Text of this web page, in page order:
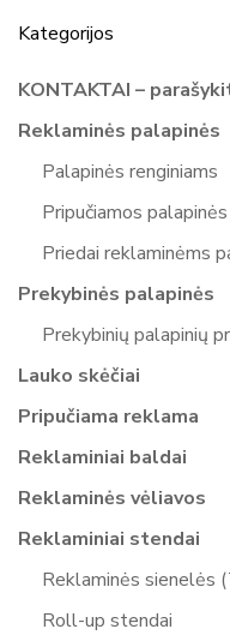
Kategorijos
KONTAKTAI –
Reklaminės palapinės
Palapinės renginiams
Pripučiamos palapinės
Priedai reklaminėms
Prekybinės palapinės
Prekybinių palapinių
Lauko skėčiai
Pripučiama reklama
Reklaminiai baldai
Reklaminės vėliavos
Reklaminiai stendai
Reklaminės sienelės
Roll-up stendai
2000 € ir daugiau)